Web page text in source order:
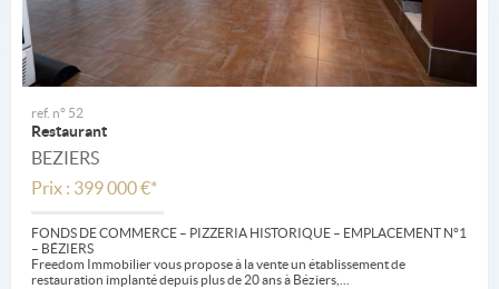
ref. n° 52
Restaurant
BEZIERS
Prix : 399 000 €*
FONDS DE COMMERCE – PIZZERIA HISTORIQUE – EMPLACEMENT N°1
– BÉZIERS
Freedom Immobilier vous propose à la vente un établissement de
restauration implanté depuis plus de 20 ans à Béziers,...